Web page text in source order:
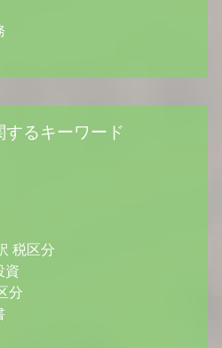
するキーワード
税区分
資
分